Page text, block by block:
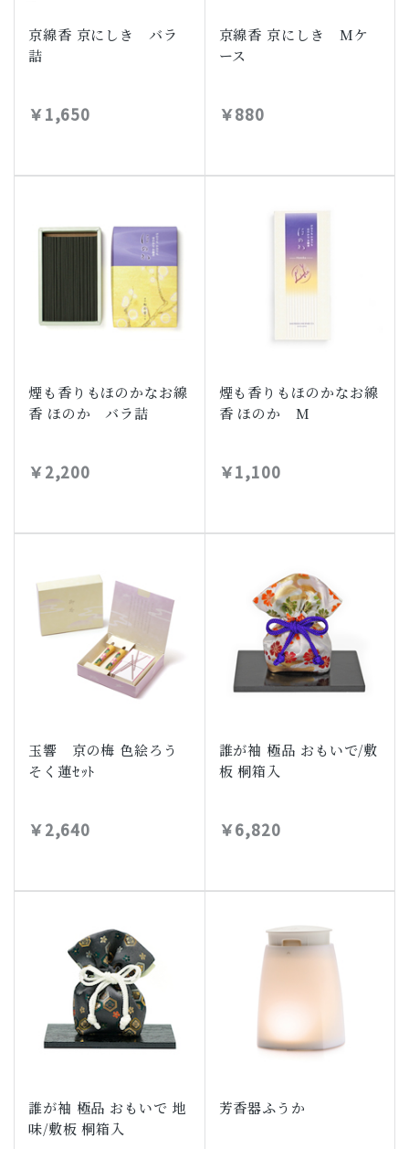
京線香 京にしき バラ
詰
￥1,650
京線香 京にしき Mケ
ース
￥880
煙も香りもほのかなお線
香 ほのか バラ詰
￥2,200
煙も香りもほのかなお線
香 ほのか M
￥1,100
玉響 京の梅 色絵ろう
そく蓮ｾｯﾄ
￥2,640
誰が袖 極品 おもいで/敷
板 桐箱入
￥6,820
誰が袖 極品 おもいで 地
味/敷板 桐箱入
芳香器ふうか